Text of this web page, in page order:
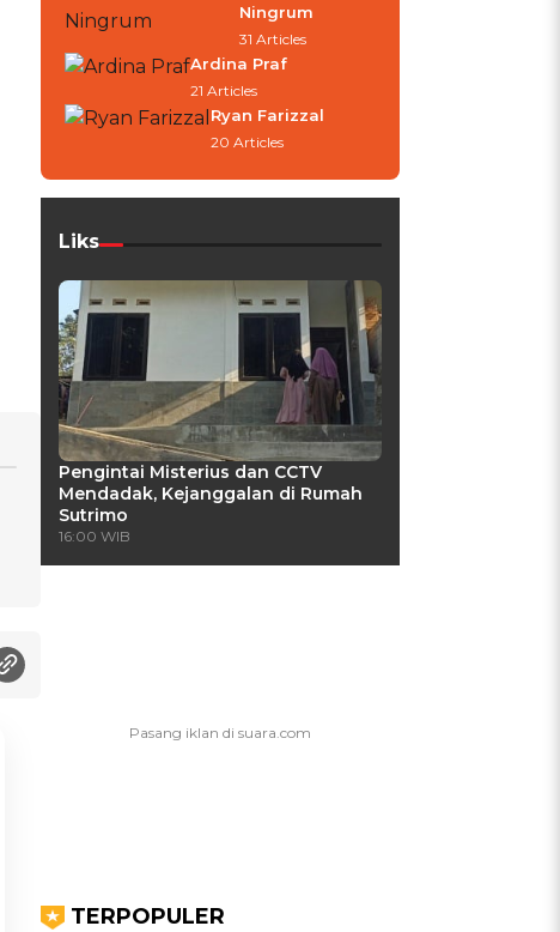
Ningrum
31 Articles
Ardina Praf
21 Articles
Ryan Farizzal
20 Articles
Liks
Pengintai Misterius dan CCTV
Mendadak, Kejanggalan di Rumah
Sutrimo
16:00 WIB
TERPOPULER